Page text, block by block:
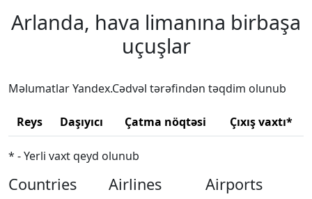
Arlanda, hava limanına birbaşa
uçuşlar
Məlumatlar Yandex.Cədvəl tərəfindən təqdim olunub
Reys Daşıyıcı Çatma nöqtəsi Çıxış vaxtı*
* - Yerli vaxt qeyd olunub
Countries Airlines Airports